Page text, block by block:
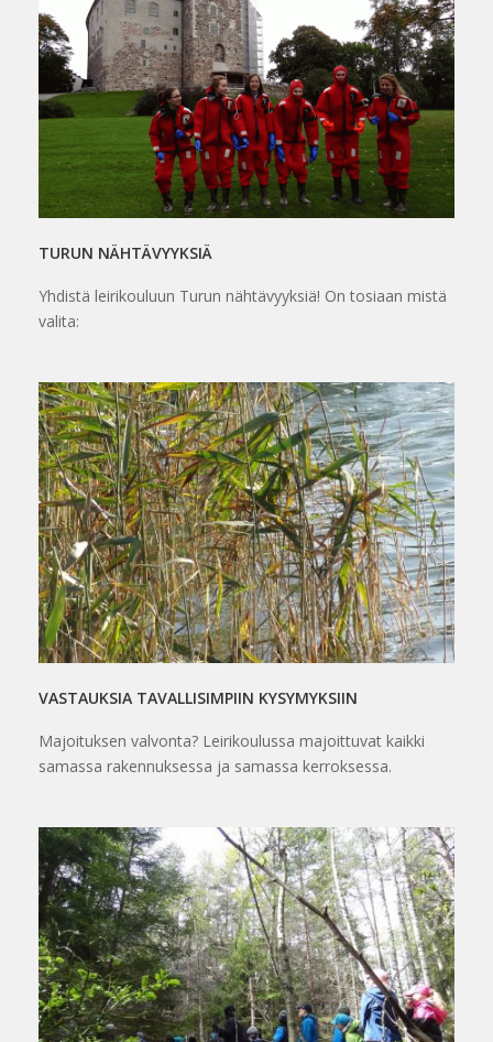
TURUN NÄHTÄVYYKSIÄ
Yhdistä leirikouluun Turun nähtävyyksiä! On tosiaan mistä
valita:
VASTAUKSIA TAVALLISIMPIIN KYSYMYKSIIN
Majoituksen valvonta? Leirikoulussa majoittuvat kaikki
samassa rakennuksessa ja samassa kerroksessa.